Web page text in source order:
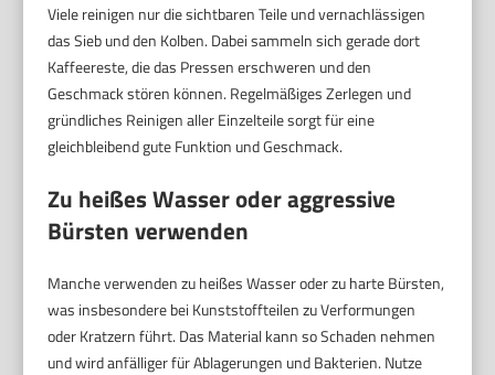
Viele reinigen nur die sichtbaren Teile und vernachlässigen
das Sieb und den Kolben. Dabei sammeln sich gerade dort
Kaffeereste, die das Pressen erschweren und den
Geschmack stören können. Regelmäßiges Zerlegen und
gründliches Reinigen aller Einzelteile sorgt für eine
gleichbleibend gute Funktion und Geschmack.
Zu heißes Wasser oder aggressive
Bürsten verwenden
Manche verwenden zu heißes Wasser oder zu harte Bürsten,
was insbesondere bei Kunststoffteilen zu Verformungen
oder Kratzern führt. Das Material kann so Schaden nehmen
und wird anfälliger für Ablagerungen und Bakterien. Nutze